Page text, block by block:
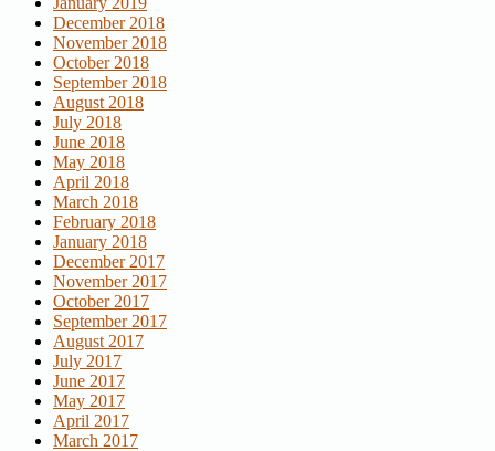
December 2018
November 2018
October 2018
September 2018
August 2018
July 2018
June 2018
May 2018
April 2018
March 2018
February 2018
January 2018
December 2017
November 2017
October 2017
September 2017
August 2017
July 2017
June 2017
May 2017
April 2017
March 2017